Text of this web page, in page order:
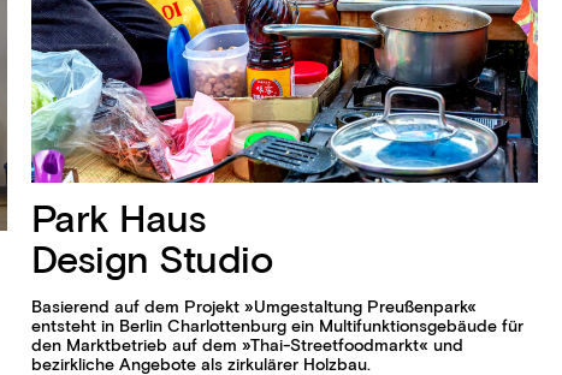
Park Haus
Design Studio
Basierend auf dem Projekt »Umgestaltung Preußen­park«
entsteht in Berlin Charlotten­burg ein Multi­funktions­gebäude für
den Markt­betrieb auf dem »Thai-Streetfoodmarkt« und
bezirkliche Angebote als zirkulärer Holzbau.